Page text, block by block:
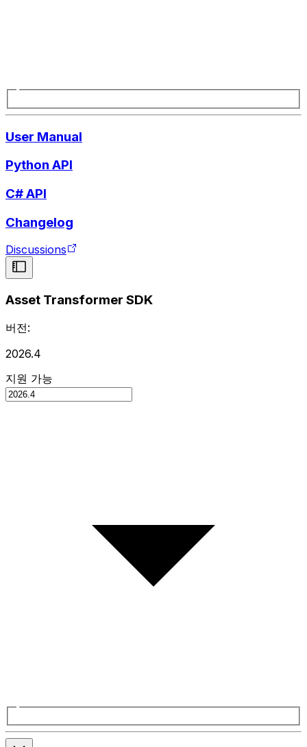
User Manual
Python API
C# API
Changelog
Discussions
Asset Transformer SDK
버전:
2026.4
지원 가능